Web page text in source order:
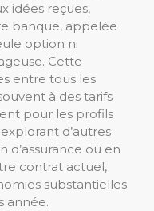
idées reçues,
banque, appelée
option ni
Cette
entre tous les
à des tarifs
pour les profils
d’autres
d’assurance ou en
contrat actuel,
substantielles
année.